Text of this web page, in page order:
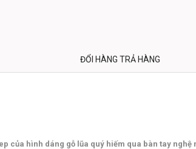
ĐỔI HÀNG TRẢ HÀNG
của hình dáng gỗ lũa quý hiếm qua bàn tay